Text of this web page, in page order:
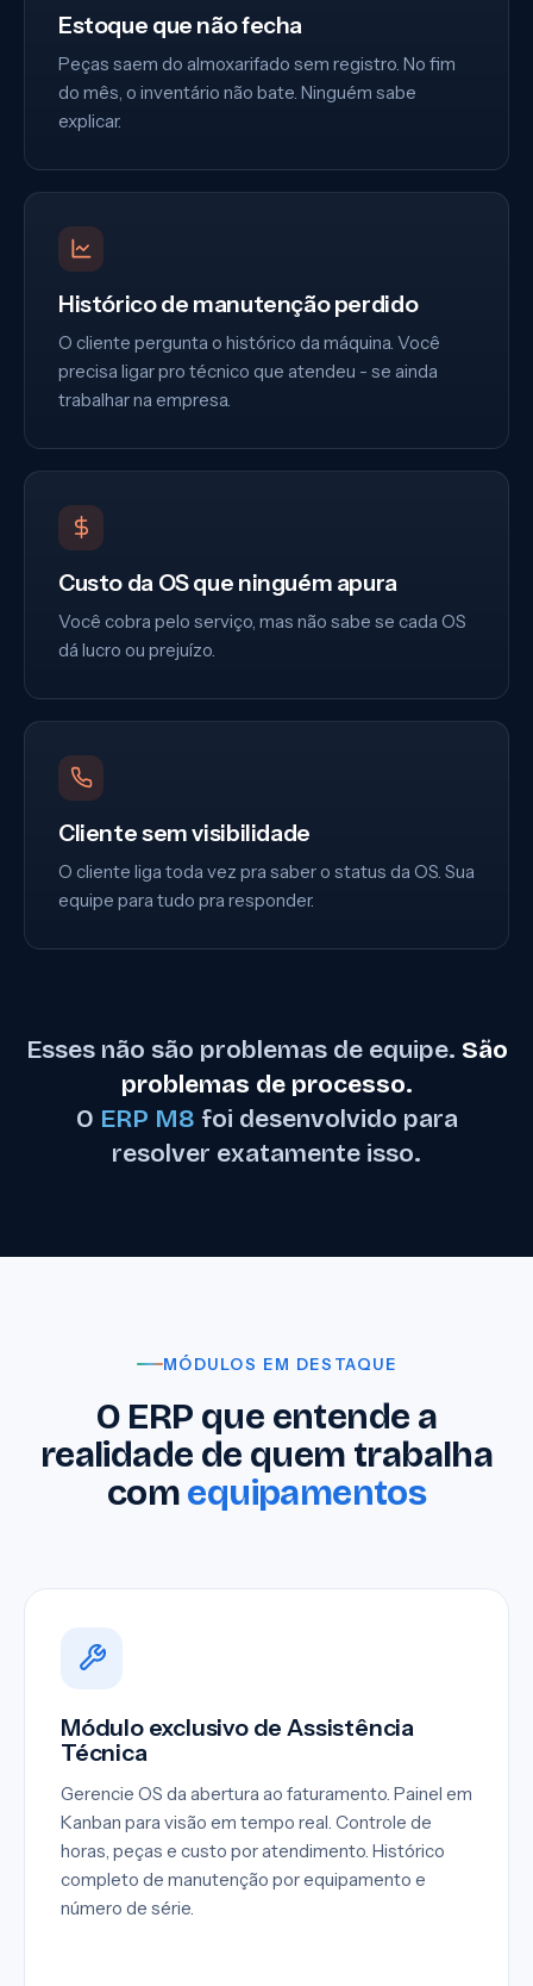
Estoque que não fecha
Peças saem do almoxarifado sem registro. No fim
do mês, o inventário não bate. Ninguém sabe
explicar.
Histórico de manutenção perdido
O cliente pergunta o histórico da máquina. Você
precisa ligar pro técnico que atendeu - se ainda
trabalhar na empresa.
Custo da OS que ninguém apura
Você cobra pelo serviço, mas não sabe se cada OS
dá lucro ou prejuízo.
Cliente sem visibilidade
O cliente liga toda vez pra saber o status da OS. Sua
equipe para tudo pra responder.
Esses não são problemas de equipe. São
problemas de processo.
O ERP M8 foi desenvolvido para
resolver exatamente isso.
MÓDULOS EM DESTAQUE
O ERP que entende a
realidade de quem trabalha
comequipamentos
Módulo exclusivo de Assistência
Técnica
Gerencie OS da abertura ao faturamento. Painel em
Kanban para visão em tempo real. Controle de
horas, peças e custo por atendimento. Histórico
completo de manutenção por equipamento e
número de série.